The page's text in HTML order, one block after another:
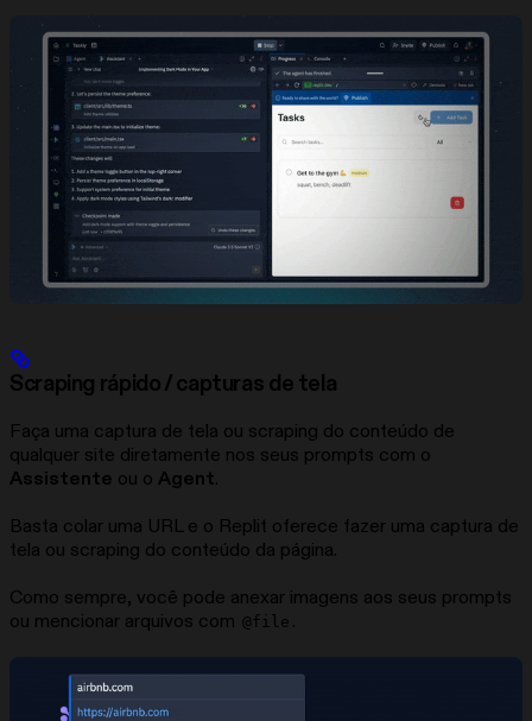
Scraping rápido / capturas de tela
Faça uma captura de tela ou scraping do conteúdo de
qualquer site diretamente nos seus prompts com o
Assistente ou o Agent.
Basta colar uma URL e o Replit oferece fazer uma captura de
tela ou scraping do conteúdo da página.
Como sempre, você pode anexar imagens aos seus prompts
ou mencionar arquivos com @file .